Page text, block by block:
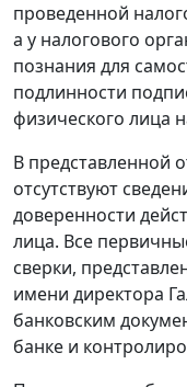
проведенной
а у налогового
познания для
подлинности
физического лица
В представленной
отсутствуют
доверенности
лица. Все
сверки,
имени директора
банковским
банке и